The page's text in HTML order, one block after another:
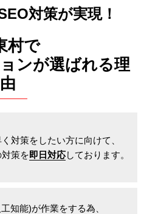
対策が実現！
村で
ンが選ばれる理
由
対策をしたい方に向けて、
策を即日対応しております。
知能)が作業をする為、